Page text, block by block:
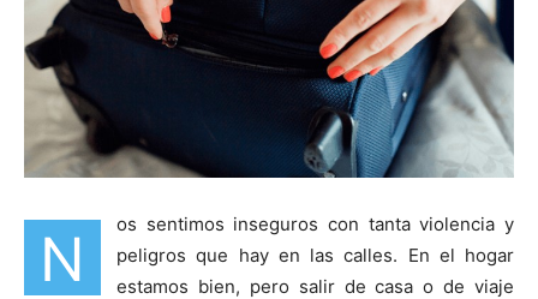
N
os sentimos inseguros con tanta violencia y
peligros que hay en las calles. En el hogar
estamos bien, pero salir de casa o de viaje